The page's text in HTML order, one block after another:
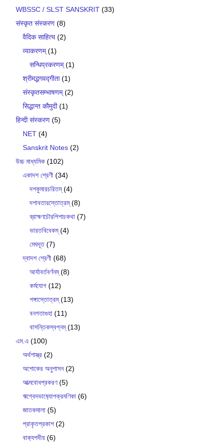
WBSSC / SLST SANSKRIT (33)
संस्कृत संस्करण (8)
वैदिक साहित्य (2)
व्याकरणम्(1)
सन्धिप्रकरणम्(1)
श्रीमद्भगवद्गीता(1)
संस्कृतसम्भाषणम्(2)
सिद्धान्त कौमुदी(1)
हिन्दी संस्करण (5)
NET (4)
Sanskrit Notes (2)
উচ্চ মাধ্যমিক (102)
একাদশ শ্রেণী (34)
দশকুমারচরিতম্(4)
দশাবতারস্তোত্রম্(8)
ব্রাহ্মণচৌরপিশাচকথা (7)
ভারতবিবেকম্(4)
মেঘদূত(7)
দ্বাদশ শ্রেণী (68)
আর্যাবর্তবর্ণনম্(8)
কর্মযোগ (12)
গঙ্গাস্তোত্রম্(13)
বনগতাগুহা (11)
বাসন্তিকস্বপ্নম্(13)
এম.এ (100)
অর্থশাস্ত্র (2)
অশোকের অনুশাসন(2)
আত্মবোধপ্রকরণ(5)
ঋগ্বেদভাষ‍্যোপক্রমণিকা (6)
জাতকমালা (5)
প্রাকৃতপ্রকাশ(2)
বাক‍্যপদীয় (6)